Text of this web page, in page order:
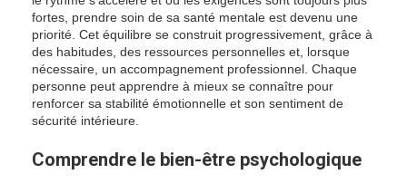
fortes, prendre soin de sa santé mentale est devenu une
priorité. Cet équilibre se construit progressivement, grâce à
des habitudes, des ressources personnelles et, lorsque
nécessaire, un accompagnement professionnel. Chaque
personne peut apprendre à mieux se connaître pour
renforcer sa stabilité émotionnelle et son sentiment de
sécurité intérieure.
Comprendre le bien-être psychologique